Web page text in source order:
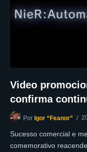
Video
confirma
Por Igor “Feanor”
Sucesso comercial e
comemorativo